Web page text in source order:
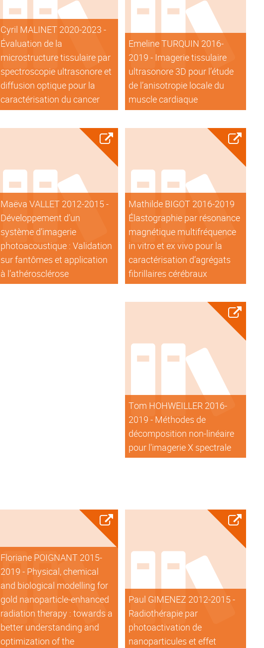
Cyril MALINET 2020-2023 -
Évaluation de la
microstructure tissulaire par
spectroscopie ultrasonore et
diffusion optique pour la
caractérisation du cancer
Emeline TURQUIN 2016-
2019 - Imagerie tissulaire
ultrasonore 3D pour l’étude
de l’anisotropie locale du
muscle cardiaque
Maëva VALLET 2012-2015 -
Développement d’un
système d’imagerie
photoacoustique : Validation
sur fantômes et application
à l’athérosclérose
Mathilde BIGOT 2016-2019
Élastographie par résonance
magnétique multifréquence
in vitro et ex vivo pour la
caractérisation d’agrégats
fibrillaires cérébraux
Tom HOHWEILLER 2016-
2019 - Méthodes de
décomposition non-linéaire
pour l'imagerie X spectrale
Floriane POIGNANT 2015-
2019 - Physical, chemical
and biological modelling for
gold nanoparticle-enhanced
radiation therapy : towards a
better understanding and
optimization of the
Paul GIMENEZ 2012-2015 -
Radiothérapie par
photoactivation de
nanoparticules et effet